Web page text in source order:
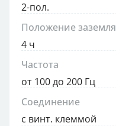
2-пол.
Положение
4 ч
Частота
от 100 до 200 Гц
Соединение
с винт. клеммой